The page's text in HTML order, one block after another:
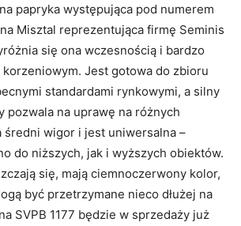
papryka występująca pod numerem
Misztal reprezentująca firmę Seminis
się ona wczesnością i bardzo
Jest gotowa do zbioru
standardami rynkowymi, a silny
pozwala na uprawę na różnych
średni wigor i jest uniwersalna –
do niższych, jak i wyższych obiektów.
się, mają ciemnoczerwony kolor,
być przetrzymane nieco dłużej na
SVPB 1177 będzie w sprzedaży już